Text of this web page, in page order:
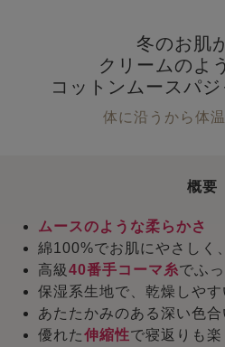
冬のお肌
クリームのよ
コットンムースパ
体に沿うから体
概要
ムースのような柔らかさ
綿100%でお肌にやさしく
高級40番手コーマ糸でふ
保湿系生地で、乾燥しや
あたたかみのある深い色
優れた伸縮性で寝返りも楽